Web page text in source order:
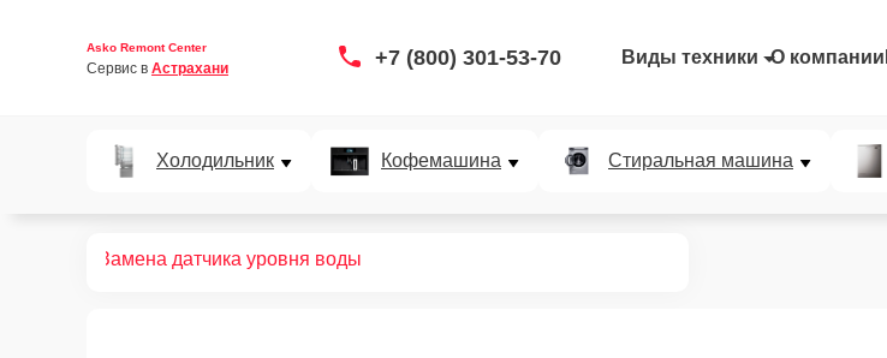
Asko Remont Center
Сервис в Астрахани +7 (800) 301-53-70 Виды техники О компании
Холодильник Кофемашина Стиральная машина
Замена датчика уровня воды